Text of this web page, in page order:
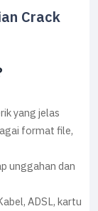
Crack
yang jelas
format file,
unggahan dan
ADSL, kartu